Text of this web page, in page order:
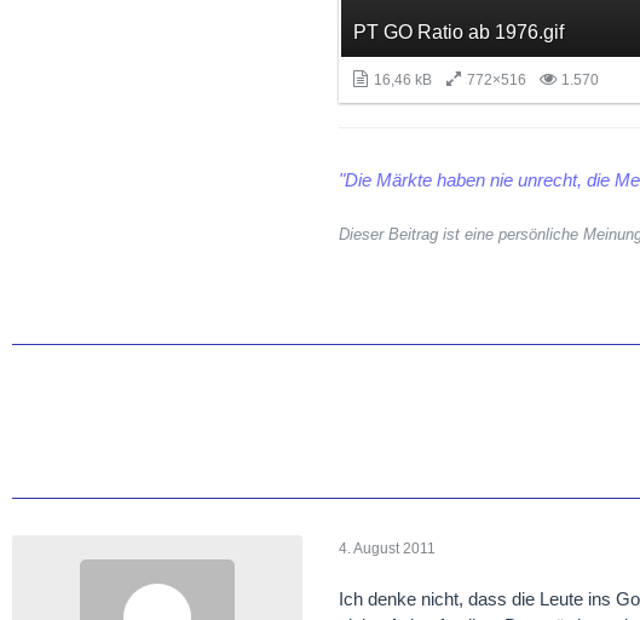
PT GO Ratio ab 1976.gif
16,46 kB 772×516 1.570
"Die Märkte haben nie unrecht, die
Dieser Beitrag ist eine persönliche
4. August 2011
Ich denke nicht, dass die Leute ins